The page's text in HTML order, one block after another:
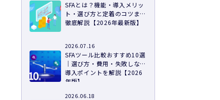
SFAとは？機能・導入メリッ
ト・選び方と定着のコツまで
徹底解説【2026年最新版】
2026.07.16
SFAツール比較おすすめ10選
｜選び方・費用・失敗しない
導入ポイントを解説【2026
年版】
2026.06.18